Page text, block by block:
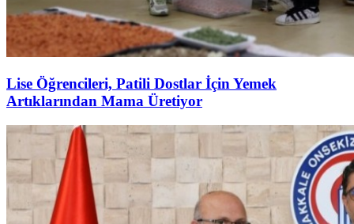
Lise Öğrencileri, Patili Dostlar İçin Yemek
Artıklarından Mama Üretiyor